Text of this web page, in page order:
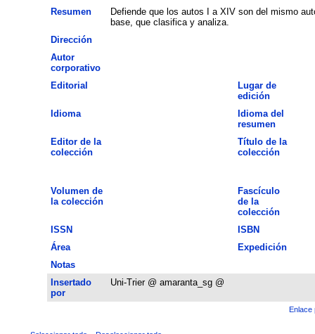
Resumen
Defiende que los autos I a XIV son del mismo
base, que clasifica y analiza.
Dirección
Autor
corporativo
Editorial
Lugar de
edición
Idioma
Idioma del
resumen
Editor de la
colección
Título de la
colección
Volumen de
la colección
Fascículo
de la
colección
ISSN
ISBN
Área
Expedición
Notas
Insertado
por
Uni-Trier @ amaranta_sg @
Enlace